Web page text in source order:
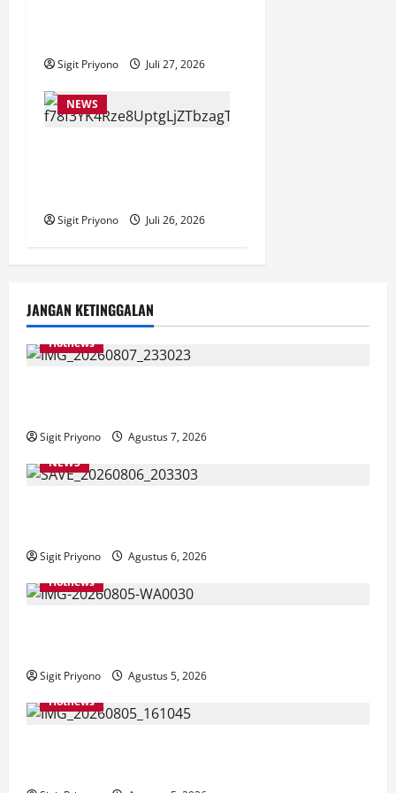
Sigit Priyono Juli 27, 2026
NEWS
Sigit Priyono Juli 26, 2026
JANGAN KETINGGALAN
Hotnews
Sigit Priyono
Agustus 7, 2026
NEWS
Sigit Priyono
Agustus 6, 2026
Hotnews
Sigit Priyono
Agustus 5, 2026
Hotnews